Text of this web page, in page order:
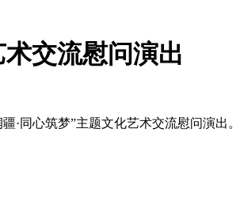
交流慰问演出
同心筑梦”主题文化艺术交流慰问演出